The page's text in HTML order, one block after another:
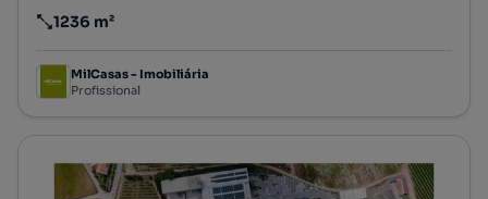
Preço por metro quadrado
1236 m²
MilCasas - Imobiliária
Profissional